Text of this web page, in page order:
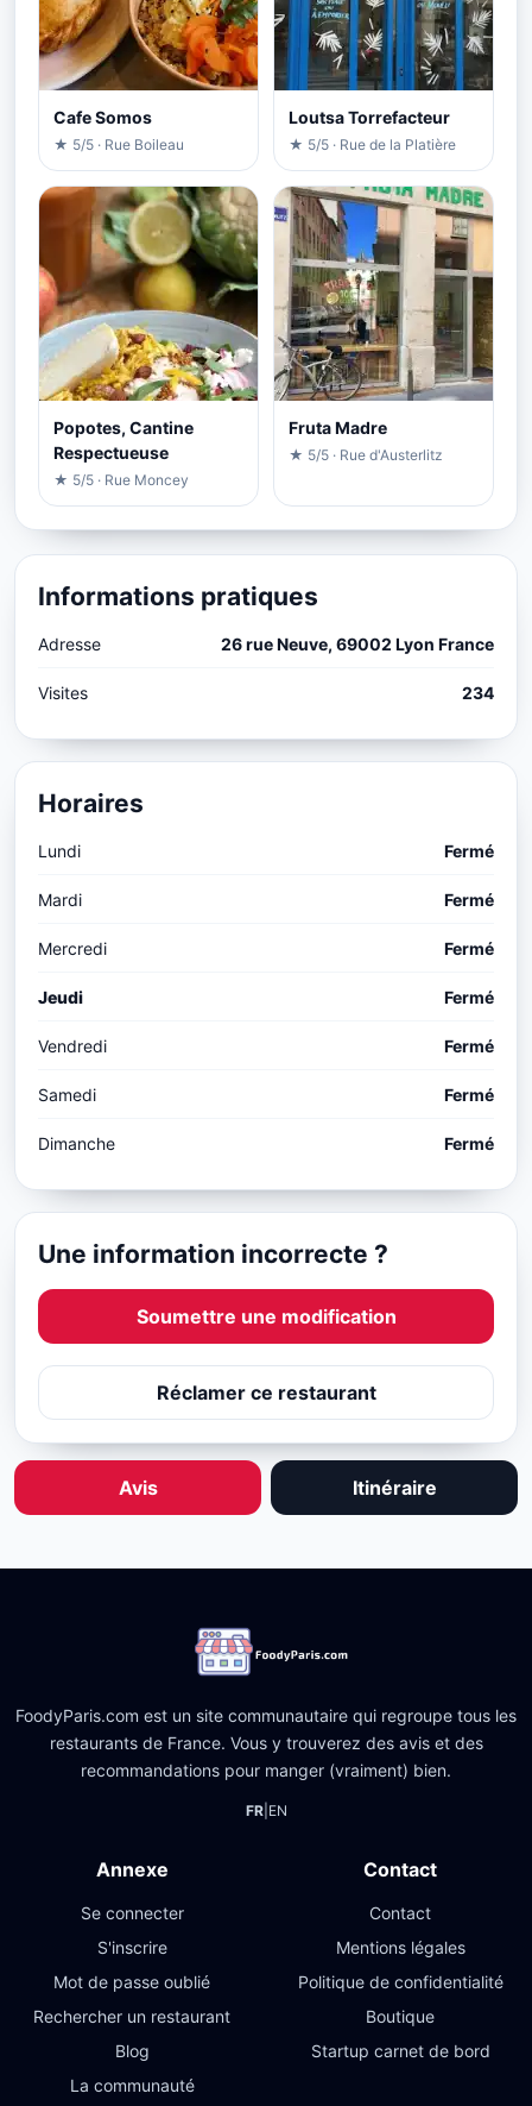
Cafe Somos
★ 5/5 · Rue Boileau
Loutsa Torrefacteur
★ 5/5 · Rue de la Platière
Popotes, Cantine
Respectueuse
★ 5/5 · Rue Moncey
Fruta Madre
★ 5/5 · Rue d'Austerlitz
Informations pratiques
Adresse 26 rue Neuve, 69002 Lyon France
Visites 234
Horaires
Lundi Fermé
Mardi Fermé
Mercredi Fermé
Jeudi Fermé
Vendredi Fermé
Samedi Fermé
Dimanche Fermé
Une information incorrecte ?
Soumettre une modification
Réclamer ce restaurant
Avis Itinéraire
FoodyParis.com est un site communautaire qui regroupe tous les
restaurants de France. Vous y trouverez des avis et des
recommandations pour manger (vraiment) bien.
FR| EN
Annexe
Se connecter
S'inscrire
Mot de passe oublié
Rechercher un restaurant
Blog
La communauté
Contact
Contact
Mentions légales
Politique de confidentialité
Boutique
Startup carnet de bord